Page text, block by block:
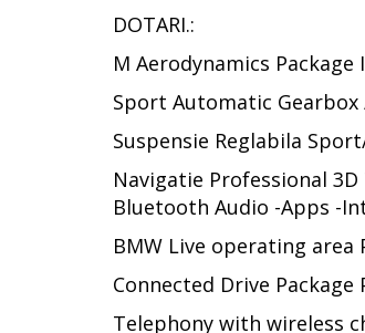
DOTARI.:
M Aerodynamics
Sport Automatic Gearbox
Suspensie Reglabila
Navigatie Professional 3D
Bluetooth Audio -Apps -
BMW Live operating area
Connected Drive Package
Telephony with wireless